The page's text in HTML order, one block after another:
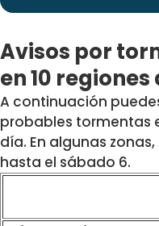
Avisos por
en 10 regiones
A continuación
probables tormentas
día. En algunas
hasta el sábado 6.